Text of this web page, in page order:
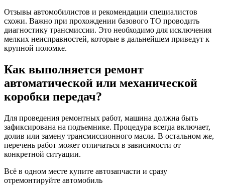
Отзывы автомобилистов и рекомендации специалистов
схожи. Важно при прохождении базового ТО проводить
диагностику трансмиссии. Это необходимо для исключения
мелких неисправностей, которые в дальнейшем приведут к
крупной поломке.
Как выполняется ремонт
автоматической или механической
коробки передач?
Для проведения ремонтных работ, машина должна быть
зафиксирована на подъемнике. Процедура всегда включает,
долив или замену трансмиссионного масла. В остальном же,
перечень работ может отличаться в зависимости от
конкретной ситуации.
Всё в одном месте купите автозапчасти и сразу
отремонтируйте автомобиль